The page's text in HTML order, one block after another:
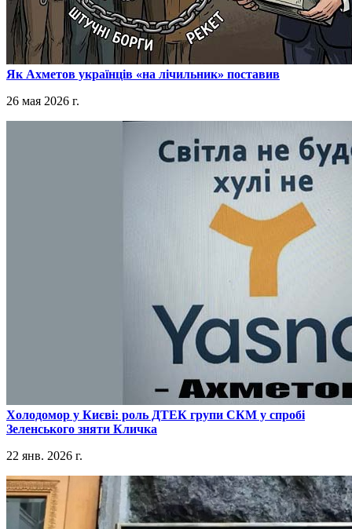
​Як Ахметов українців «на лічильник» поставив
26 мая 2026 г.
​Холодомор у Києві: роль ДТЕК групи СКМ у спробі
Зеленського зняти Кличка
22 янв. 2026 г.